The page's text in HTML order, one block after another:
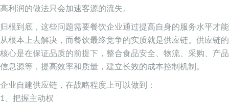
高利润的做法只会加速客源的流失。
归根到底，这些问题需要餐饮企业通过提高自身的服务水平才能
从根本上去解决，而餐饮最终竞争的实质就是供应链。供应链的
核心是在保证品质的前提下，整合食品安全、物流、采购、产品
信息源等，提高效率和质量，建立长效的成本控制机制。
企业自建供应链，在战略程度上可以做到：
1、把握主动权